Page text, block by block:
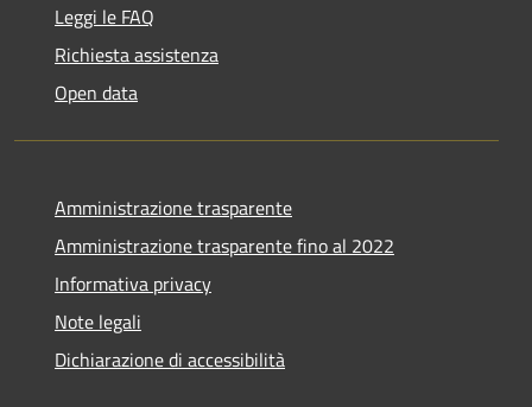
Leggi le FAQ
Richiesta assistenza
Open data
Amministrazione trasparente
Amministrazione trasparente fino al 2022
Informativa privacy
Note legali
Dichiarazione di accessibilità